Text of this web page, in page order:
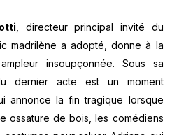
, directeur principal invité du
madrilène a adopté, donne à la
insoupçonnée. Sous sa
dernier acte est un moment
annonce la fin tragique lorsque
ossature de bois, les comédiens